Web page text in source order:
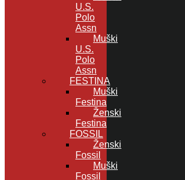
U.S.
Polo
Assn
Muški
U.S.
Polo
Assn
FESTINA
Muški
Festina
Ženski
Festina
FOSSIL
Ženski
Fossil
Muški
Fossil